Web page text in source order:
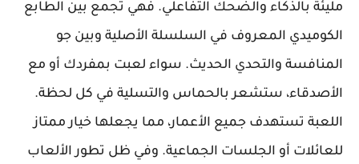
مليئة بالذكاء والضحك التفاعلي. فهي تجمع بين الطابع
الكوميدي المعروف في السلسلة الأصلية وبين جو
المنافسة والتحدي الحديث. سواء لعبت بمفردك أو مع
الأصدقاء، ستشعر بالحماس والتسلية في كل لحظة.
اللعبة تستهدف جميع الأعمار، مما يجعلها خيار ممتاز
للعائلات أو الجلسات الجماعية. وفي ظل تطور الألعاب